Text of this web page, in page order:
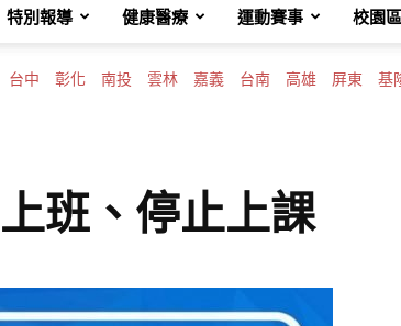
HotMessage
訊
特別報導 健康醫療 運動賽事 校園區
台中 彰化 南投 雲林 嘉義 台南 高雄 屏東 基
班、停止上課